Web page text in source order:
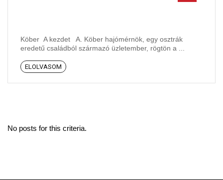
Köber A kezdet A. Köber hajómérnök, egy osztrák
eredetű családból származó üzletember, rögtön a ...
ELOLVASOM
No posts for this criteria.